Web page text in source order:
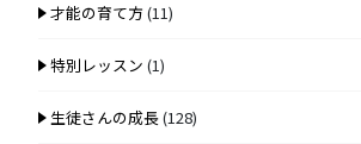
才能の育て方 (11)
特別レッスン (1)
生徒さんの成長(128)